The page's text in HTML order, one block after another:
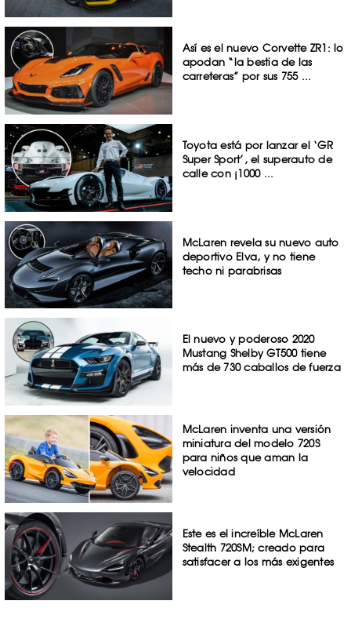
Así es el nuevo Corvette ZR1: lo
apodan “la bestia de las
carreteras” por sus 755 ...
Toyota está por lanzar el ‘GR
Super Sport’, el superauto de
calle con ¡1000 ...
McLaren revela su nuevo auto
deportivo Elva, y no tiene
techo ni parabrisas
El nuevo y poderoso 2020
Mustang Shelby GT500 tiene
más de 730 caballos de fuerza
McLaren inventa una versión
miniatura del modelo 720S
para niños que aman la
velocidad
Este es el increíble McLaren
Stealth 720SM; creado para
satisfacer a los más exigentes